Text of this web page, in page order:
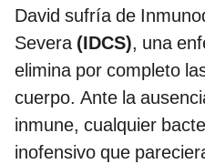
David sufría de
Severa (IDCS), una
elimina por completo
cuerpo. Ante la
inmune, cualquier
inofensivo que